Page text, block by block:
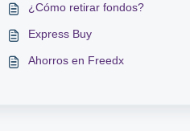
¿Cómo retirar fondos?
Express Buy
Ahorros en Freedx